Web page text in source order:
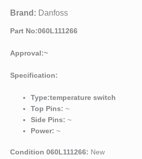
Brand: Danfoss
Part No:060L111266
Approval:~
Specification:
Type:temperature switch
Top Pins: ~
Side Pins: ~
Power: ~
Condition 060L111266: New